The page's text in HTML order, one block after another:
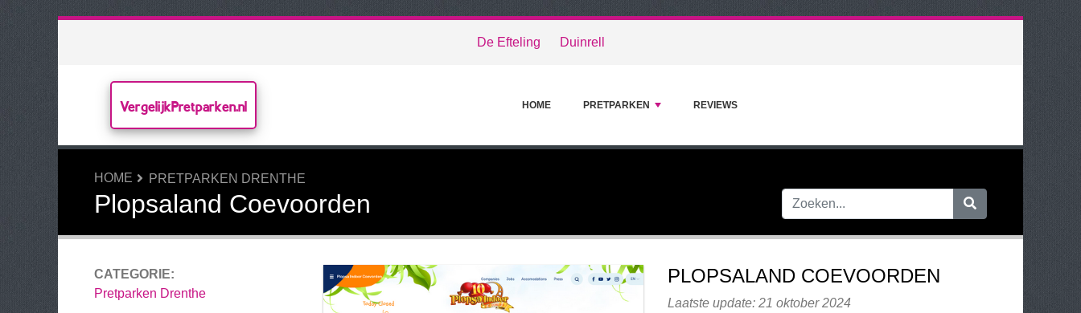
De Efteling Duinrell
VergelijkPretparken.nl HOME PRETPARKEN REVIEWS
HOME PRETPARKEN DRENTHE
Plopsaland Coevoorden
CATEGORIE:
Pretparken Drenthe
PLOPSALAND COEVOORDEN
Laatste update: 21 oktober 2024